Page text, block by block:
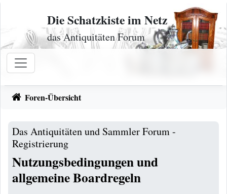
Zum Inhalt
Die Schatzkiste im Netz
das Antiquitäten Forum
Foren-Übersicht
Das Antiquitäten und Sammler Forum -
Registrierung
Nutzungsbedingungen und
allgemeine Boardregeln